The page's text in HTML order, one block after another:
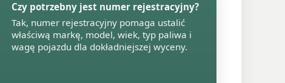
Czy potrzebny jest numer rejestracyjny?
Tak, numer rejestracyjny pomaga ustalić
właściwą markę, model, wiek, typ paliwa i
wagę pojazdu dla dokładniejszej wyceny.